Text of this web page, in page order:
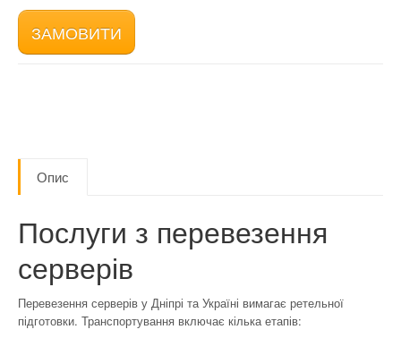
ЗАМОВИТИ
Опис
Послуги з перевезення
серверів
Перевезення серверів у Дніпрі та Україні вимагає ретельної
підготовки. Транспортування включає кілька етапів: